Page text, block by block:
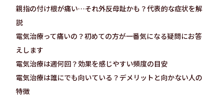
親指の付け根が痛い…それ外反母趾かも？代表的な症状を解
説
電気治療って痛いの？初めての方が一番気になる疑問にお答
えします
電気治療は週何回？効果を感じやすい頻度の目安
電気治療は誰にでも向いている？デメリットと向かない人の
特徴